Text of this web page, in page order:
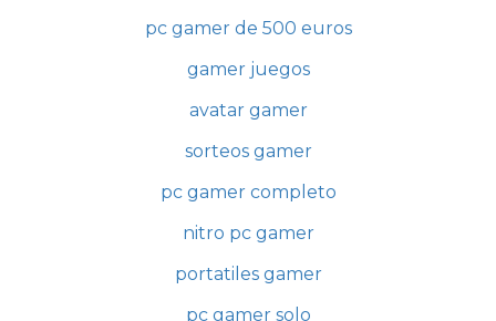
pc gamer de 500 euros
gamer juegos
avatar gamer
sorteos gamer
pc gamer completo
nitro pc gamer
portatiles gamer
pc gamer solo